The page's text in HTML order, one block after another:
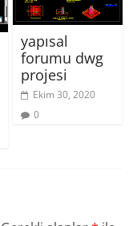
yapısal
forumu dwg
projesi
Ekim 30, 2020
0